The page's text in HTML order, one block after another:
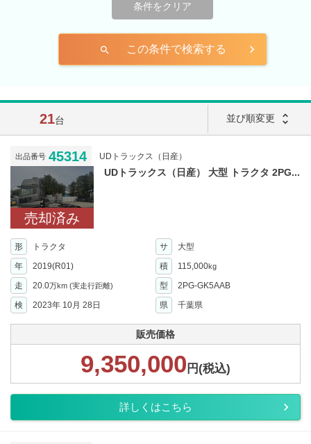
条件をクリア
search この条件で検索する
21台 並び順変更 unfold_more
出品番号 45314 UDトラックス（日産）
売却済み
UDトラックス（日産） 大型 トラクタ 2PG...
形 トラクタ サ
大型
年
2019(R01) 積 115,000kg
走 20.0万km (実走行距離) 型
2PG-GK5AAB
検
2023年 10月 28日 県 千葉県
販売価格
9,350,000 円(税込)
詳しくはこちら